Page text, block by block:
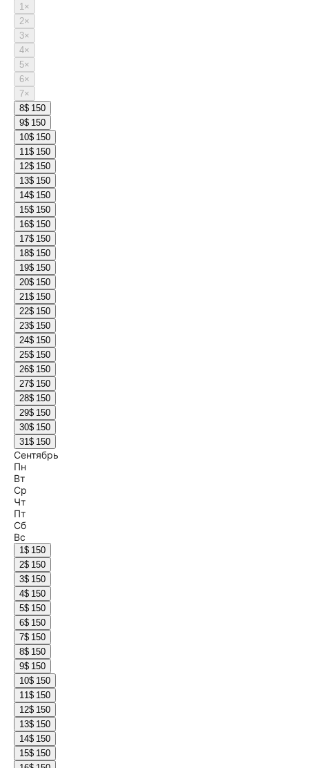
1×
2×
3×
4×
5×
6×
7×
8$ 150
9$ 150
10$ 150
11$ 150
12$ 150
13$ 150
14$ 150
15$ 150
16$ 150
17$ 150
18$ 150
19$ 150
20$ 150
21$ 150
22$ 150
23$ 150
24$ 150
25$ 150
26$ 150
27$ 150
28$ 150
29$ 150
30$ 150
31$ 150
Сентябрь
Пн
Вт
Ср
Чт
Пт
Сб
Вс
1$ 150
2$ 150
3$ 150
4$ 150
5$ 150
6$ 150
7$ 150
8$ 150
9$ 150
10$ 150
11$ 150
12$ 150
13$ 150
14$ 150
15$ 150